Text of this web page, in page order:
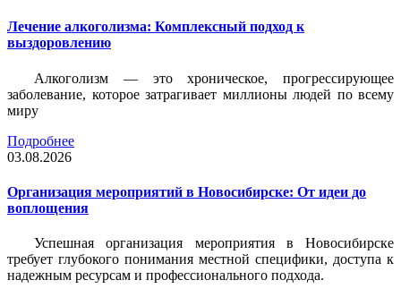
Лечение алкоголизма: Комплексный подход к
выздоровлению
Алкоголизм — это хроническое, прогрессирующее
заболевание, которое затрагивает миллионы людей по всему
миру
Подробнее
03.08.2026
Организация мероприятий в Новосибирске: От идеи до
воплощения
Успешная организация мероприятия в Новосибирске
требует глубокого понимания местной специфики, доступа к
надежным ресурсам и профессионального подхода.